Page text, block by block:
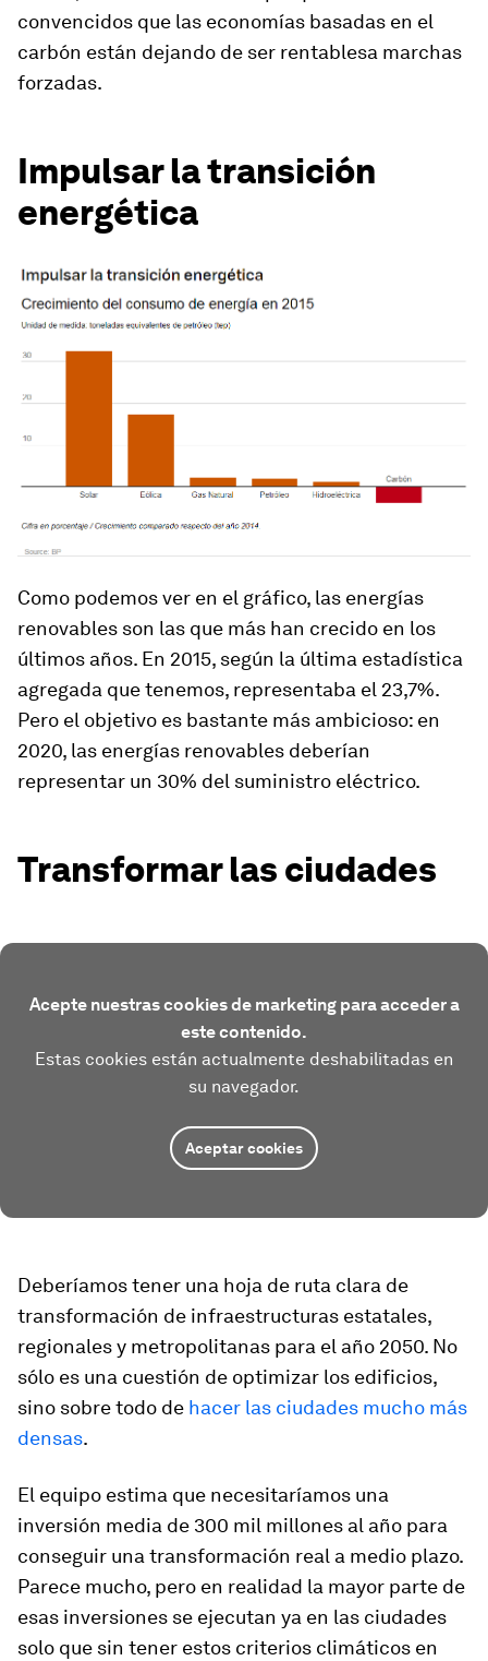
convencidos que las economías basadas en el
carbón están dejando de ser rentablesa marchas
forzadas.
Impulsar la transición
energética
Como podemos ver en el gráfico, las energías
renovables son las que más han crecido en los
últimos años. En 2015, según la última estadística
agregada que tenemos, representaba el 23,7%.
Pero el objetivo es bastante más ambicioso: en
2020, las energías renovables deberían
representar un 30% del suministro eléctrico.
Transformar las ciudades
Acepte nuestras cookies de marketing para acceder a
este contenido.
Estas cookies están actualmente deshabilitadas en
su navegador.
Aceptar cookies
Deberíamos tener una hoja de ruta clara de
transformación de infraestructuras estatales,
regionales y metropolitanas para el año 2050. No
sólo es una cuestión de optimizar los edificios,
sino sobre todo de hacer las ciudades mucho más
densas.
El equipo estima que necesitaríamos una
inversión media de 300 mil millones al año para
conseguir una transformación real a medio plazo.
Parece mucho, pero en realidad la mayor parte de
esas inversiones se ejecutan ya en las ciudades
solo que sin tener estos criterios climáticos en